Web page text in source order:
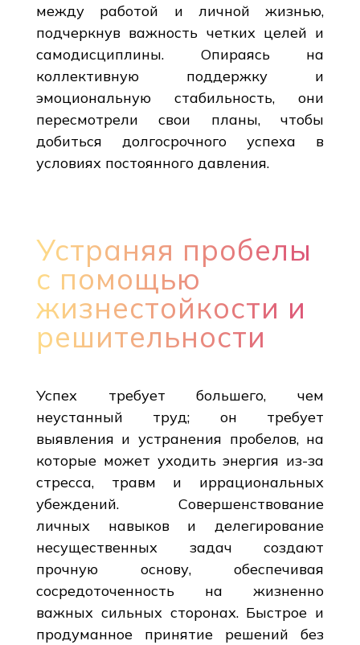
между работой и личной жизнью,
подчеркнув важность четких целей и
самодисциплины. Опираясь на
коллективную поддержку и
эмоциональную стабильность, они
пересмотрели свои планы, чтобы
добиться долгосрочного успеха в
условиях постоянного давления.
Устраняя пробелы
с помощью
жизнестойкости и
решительности
Успех требует большего, чем
неустанный труд; он требует
выявления и устранения пробелов, на
которые может уходить энергия из-за
стресса, травм и иррациональных
убеждений. Совершенствование
личных навыков и делегирование
несущественных задач создают
прочную основу, обеспечивая
сосредоточенность на жизненно
важных сильных сторонах. Быстрое и
продуманное принятие решений без